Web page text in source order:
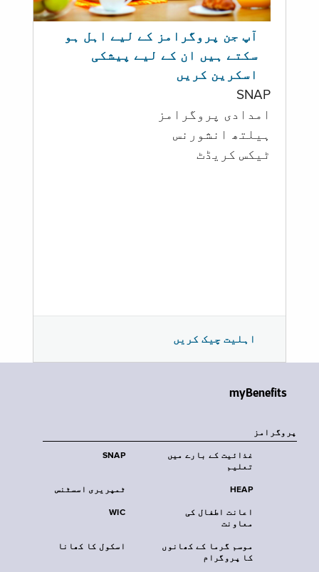
آپ جن پروگرامز کے لیے اہل ہو
سکتے ہیں ان کے لیے پیشکی
اسکرین کریں
SNAP
امدادی پروگرامز
‏ہیلتھ انشورنس
ٹیکس کریڈٹ
اہلیت چیک کریں
myBenefits
پروگرامز
SNAP
غذائیت کے بارے میں
تعلیم
ٹمپریری اسسٹنس HEAP
WIC
اعانت اطفال کی
معاونت
اسکول کا کھانا
موسم گرما کے کھانوں
کا پروگرام